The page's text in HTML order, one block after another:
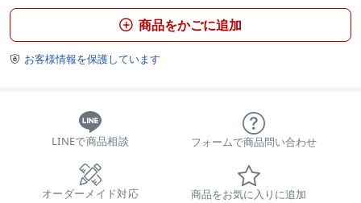
 商品をかごに追加
 お客様情報を保護しています
LINEで商品相談 フォームで商品問い合わせ
オーダーメイド対応 商品をお気に入りに追加